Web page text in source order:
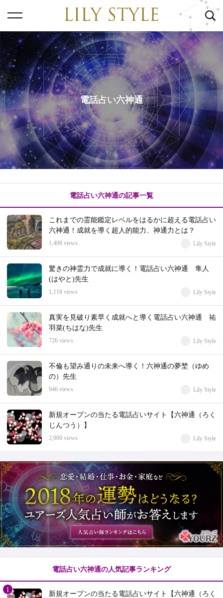
電話占い六神通
電話占い六神通の記事一覧
これまでの霊能鑑定レベルをはるかに超える電話占い
六神通！成就を導く超人的能力、神通力とは？
1,408 views Lily Style
驚きの神霊力で成就に導く！電話占い六神通 隼人
(はやと)先生
1,118 views Lily Style
真実を見破り素早く成就へと導く電話占い六神通 祐
羽菜(ちはな)先生
726 views Lily Style
不倫も望み通りの未来へ導く！六神通の夢埜（ゆめ
の）先生
946 views Lily Style
新規オープンの当たる電話占いサイト【六神通（ろく
じんつう）】
2,900 views Lily Style
電話占い六神通の人気記事ランキング
1
新規オープンの当たる電話占いサイト【六神通（ろく